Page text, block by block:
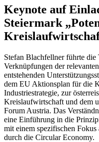
Keynote auf
Steiermark
Stefan Blachfellner führte
Verknüpfungen der
entstehenden
dem EU Aktionsplan für die
Industriestrategie, zur
Kreislaufwirtschaft und dem
Forum Austria. Das
eine Einführung in die
mit einem spezifischen
durch die Circular Economy.